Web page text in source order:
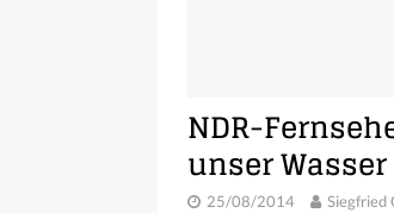
NDR-
unser Wasser
25/08/2014 Siegfried